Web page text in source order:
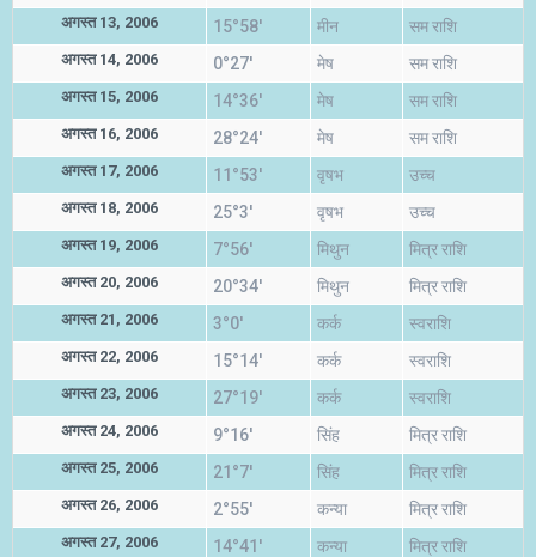
अगस्त 13, 2006 15°58' मीन सम राशि
अगस्त 14, 2006 0°27' मेष सम राशि
अगस्त 15, 2006 14°36' मेष सम राशि
अगस्त 16, 2006 28°24' मेष सम राशि
अगस्त 17, 2006 11°53' वृषभ उच्च
अगस्त 18, 2006 25°3' वृषभ उच्च
अगस्त 19, 2006 7°56' मिथुन मित्र राशि
अगस्त 20, 2006 20°34' मिथुन मित्र राशि
अगस्त 21, 2006 3°0' कर्क स्वराशि
अगस्त 22, 2006 15°14' कर्क स्वराशि
अगस्त 23, 2006 27°19' कर्क स्वराशि
अगस्त 24, 2006 9°16' सिंह मित्र राशि
अगस्त 25, 2006 21°7' सिंह मित्र राशि
अगस्त 26, 2006 2°55' कन्या मित्र राशि
अगस्त 27, 2006 14°41' कन्या मित्र राशि